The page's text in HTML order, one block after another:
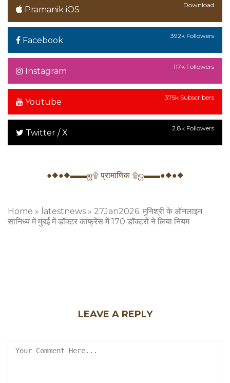
Pramanik iOS Download
Facebook 392k Followers
Instagram 117k Followers
Youtube 375k Subscribers
Twitter / X 2.8k Followers
●◆●◆▬▬ஜ۩ प्रामाणिक ۩ஜ▬▬●◆●◆
Home » latestnews » 27Jan2026: मुनिश्री के ऑनलाइन
सानिध्य में मुंबई में डॉक्टर कांफ्रेंस में 170 डॉक्टरों ने लिया नियम
LEAVE A REPLY